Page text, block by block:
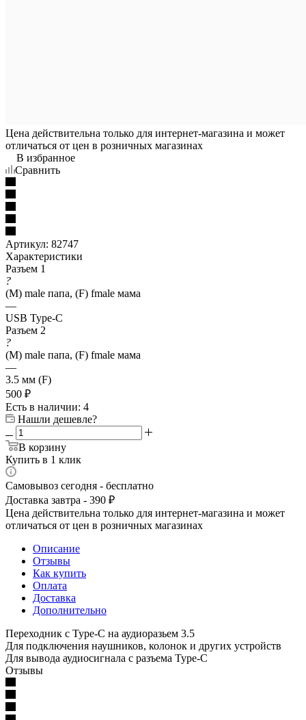
Цена действительна только для интернет-магазина и может
отличаться от цен в розничных магазинах
В избранное
Сравнить
Артикул: 82747
Характеристики
Разъем 1
?
(M) male папа, (F) fmale мама
—
USB Type-C
Разъем 2
?
(M) male папа, (F) fmale мама
—
3.5 мм (F)
500 ₽
Есть в наличии: 4
Нашли дешевле?
В корзину
Купить в 1 клик
Самовывоз сегодня - бесплатно
Доставка завтра - 390 ₽
Цена действительна только для интернет-магазина и может
отличаться от цен в розничных магазинах
Описание
Отзывы
Как купить
Оплата
Доставка
Дополнительно
Переходник c Type-C на аудиоразьем 3.5
Для подключения наушников, колонок и других устройств
Для вывода аудиосигнала с разъема Type-C
Отзывы